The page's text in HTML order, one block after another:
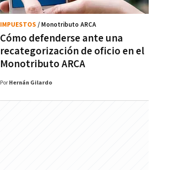
Cómo defenderse ante una
recategorización de oficio en el
Monotributo ARCA
IMPUESTOS / Monotributo ARCA
Por Hernán Gilardo